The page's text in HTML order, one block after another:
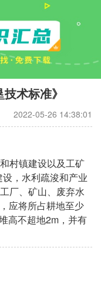
术标准》
2022-05-26 14:38:01
村镇建设以及工矿
，水利疏浚和产业
厂、矿山、废弃水
应将所占耕地至少
高不超地2m，并有